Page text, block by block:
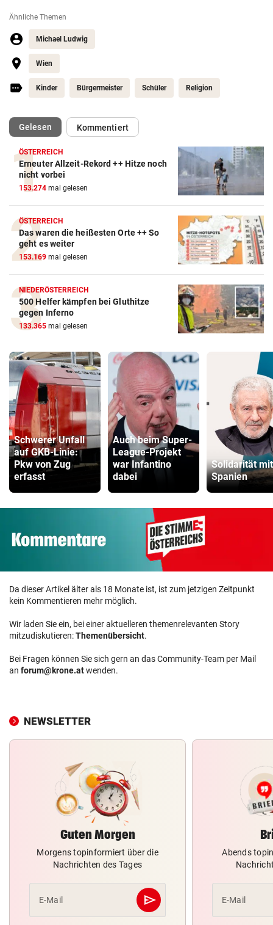
Ähnliche Themen
Michael Ludwig
Wien
Kinder Bürgermeister Schüler Religion
Gelesen(ausgewählt)Kommentiert
ÖSTERREICH
Erneuter Allzeit-Rekord ++ Hitze noch
nicht vorbei
153.274 mal gelesen
ÖSTERREICH
Das waren die heißesten Orte ++ So
geht es weiter
153.169 mal gelesen
NIEDERÖSTERREICH
500 Helfer kämpfen bei Gluthitze
gegen Inferno
133.365 mal gelesen
Schwerer Unfall
auf GKB-Linie:
Pkw von Zug
erfasst
Auch beim Super-
League-Projekt
war Infantino
dabei
Solidarität mit
Spanien
Da dieser Artikel älter als 18 Monate ist, ist zum jetzigen Zeitpunkt
kein Kommentieren mehr möglich.
Wir laden Sie ein, bei einer aktuelleren themenrelevanten Story
mitzudiskutieren:Themenübersicht.
Bei Fragen können Sie sich gern an das Community-Team per Mail
an forum@krone.atwenden.
NEWSLETTER
Guten Morgen
Morgens topinformiert über die
Nachrichten des Tages
E-Mail send
Abschicken
Abends
E-Mail